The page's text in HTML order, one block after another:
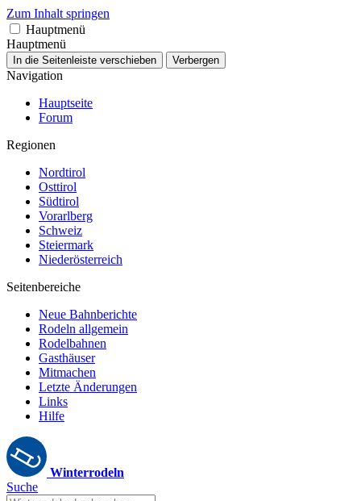
Zum Inhalt springen
Hauptmenü
Hauptmenü
In die Seitenleiste verschieben Verbergen
Navigation
Hauptseite
Forum
Regionen
Nordtirol
Osttirol
Südtirol
Vorarlberg
Schweiz
Steiermark
Niederösterreich
Seitenbereiche
Neue Bahnberichte
Rodeln allgemein
Rodelbahnen
Gasthäuser
Mitmachen
Letzte Änderungen
Links
Hilfe
Winterrodeln
Suche